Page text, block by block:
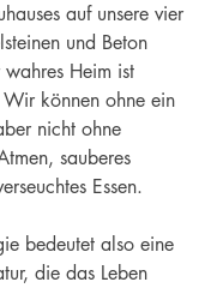
auf unsere vier
und Beton
wahres Heim ist
können ohne ein
nicht ohne
sauberes
Essen.
bedeutet also eine
die das Leben